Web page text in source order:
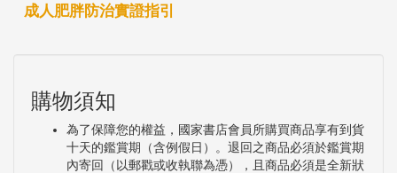
成人肥胖防治實證指引
購物須知
為了保障您的權益，國家書店會員所購買商品享有到貨
十天的鑑賞期（含例假日）。退回之商品必須於鑑賞期
內寄回（以郵戳或收執聯為憑），且商品必須是全新狀